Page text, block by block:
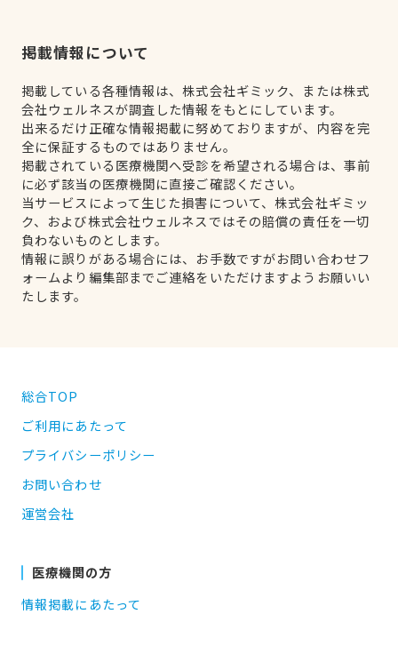
掲載情報について
掲載している各種情報は、株式会社ギミック、または株式
会社ウェルネスが調査した情報をもとにしています。
出来るだけ正確な情報掲載に努めておりますが、内容を完
全に保証するものではありません。
掲載されている医療機関へ受診を希望される場合は、事前
に必ず該当の医療機関に直接ご確認ください。
当サービスによって生じた損害について、株式会社ギミッ
ク、および株式会社ウェルネスではその賠償の責任を一切
負わないものとします。
情報に誤りがある場合には、お手数ですがお問い合わせフ
ォームより編集部までご連絡をいただけますようお願いい
たします。
総合TOP
ご利用にあたって
プライバシーポリシー
お問い合わせ
運営会社
医療機関の方
情報掲載にあたって